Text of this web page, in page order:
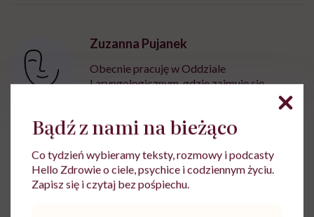
Zuzanna Pujanek
Obecnie pracuję w Oddziale
Laryngologicznym, gdzie zajmuję się
konsultacje laryngologiczne dla dzieci i
dorosłych w placówkach publicznej i
prywatnej służby zdrowia.
Zobacz profil
Bądź z nami na bieżąco
Co tydzień wybieramy teksty, rozmowy i podcasty
Hello Zdrowie o ciele, psychice i codziennym życiu.
Zapisz się i czytaj bez pośpiechu.